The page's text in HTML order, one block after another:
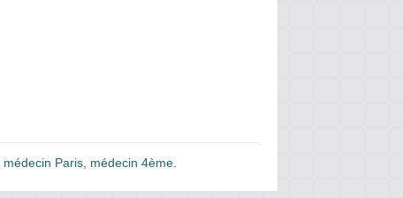
médecin Paris, médecin 4ème.